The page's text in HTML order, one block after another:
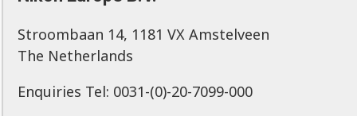
Stroombaan 14, 1181 VX Amstelveen
The Netherlands
Enquiries Tel: 0031-(0)-20-7099-000